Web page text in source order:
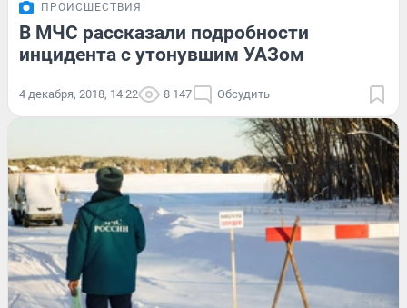
ПРОИСШЕСТВИЯ
В МЧС рассказали подробности
инцидента с утонувшим УАЗом
4 декабря, 2018, 14:22 8 147 Обсудить